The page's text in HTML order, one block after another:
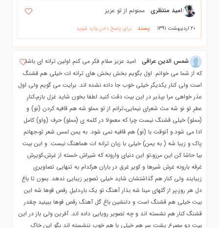
امید منتظری ممنونم از تو عزیز
20 اردیبهشت 1391 پسند برای پاسخ دادن وارد شوید
شمس الدین عراقی
امید عزیز سلام فکر می کنم اولین ترانه ای باشد
که از شما می خوانم. اول بگویم بخش بخش های ترانه ات خیلی هم قشنگ
است ولی کنار یکدیگر خیلی خوب جا داده نشده اند. برایت می گویم ولی اول
عذر خواهی مرا بپذیر در این بیت دقت کنید لطفا بخون شاید غزل بازم،کنارِ
عطرِ تو نو شه مث شعرای نیمایی،ترانم از تو مملو شه هم قافیه کردن (نو) و
(مملو) خیلی قشنگ نیست چرا که معمولا در کلمه ی (مملو) حرف (واو) کامل
ادا می شود.و آنوقت با (نو) هم قافیه نمی شود. به یمن لمس شعر تو،جهانم
پاک و زیبا شه ( به یمن) خیلی با زبان ترانه ات هماهنگ نیست. و این بیت
بیا حاشا کن این مرزو،تو این دنیای وارونه که شیراش خسته از غرش،کویرش
غرقه بارونه غرش شیرها و کویر غرق در باران هرکدام به تنهایی تصاویری
زیبایند ولی کنار هم گذاشتشان شاید خیلی تصویر زیبایی ندهد. بمون تا باغ
دل هر روز،پر از گلهای مینا شه بذار آهنگ تو یک بار،دلیلِ رقص قوها شه این
بیت خیلی هم قشنگ است و دلنشین باغ گل آهنگ رقص قوها ببینید چقدر
قشنگ کنار هم نشسته اند و چه تصویر رویایی داده اند. آفرین ولی باز در این
بیت دو مصرع پشت سر هم خیلی با هم خوب ننشسته اند بگو این خاک